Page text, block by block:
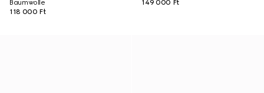
Baumwolle
118 000 Ft
149 000 Ft